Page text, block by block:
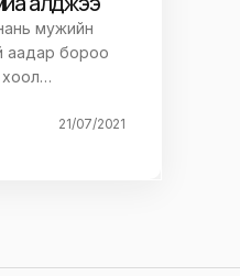
мужийн
аадар бороо
хоол…
21/07/2021